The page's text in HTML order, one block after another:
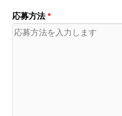
応募方法 *